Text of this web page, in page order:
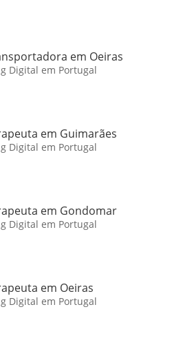
em Oeiras
Digital em Portugal
em Guimarães
Digital em Portugal
em Gondomar
Digital em Portugal
em Oeiras
Digital em Portugal